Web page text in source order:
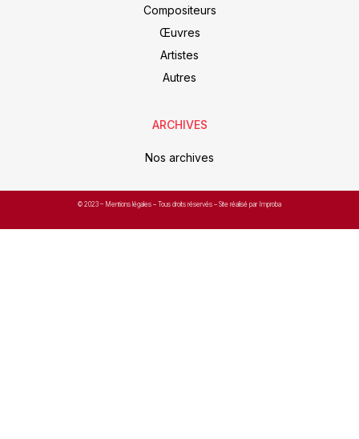
Compositeurs
Œuvres
Artistes
Autres
ARCHIVES
Nos archives
© 2023 – Mentions légales – Tous droits réservés – Site réalisé par Improba